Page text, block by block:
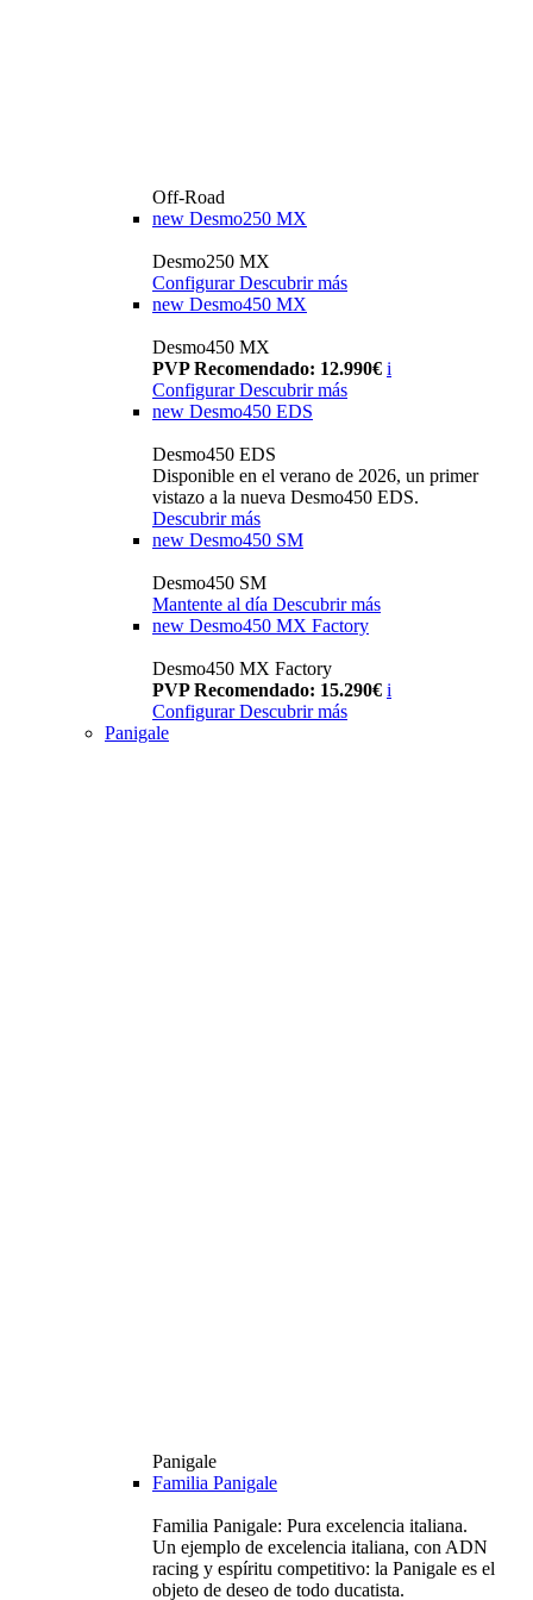
Off-Road
new Desmo250 MX
Desmo250 MX
Configurar Descubrir más
new Desmo450 MX
Desmo450 MX
PVP Recomendado: 12.990€ i
Configurar Descubrir más
new Desmo450 EDS
Desmo450 EDS
Disponible en el verano de 2026, un primer
vistazo a la nueva Desmo450 EDS.
Descubrir más
new Desmo450 SM
Desmo450 SM
Mantente al día Descubrir más
new Desmo450 MX Factory
Desmo450 MX Factory
PVP Recomendado: 15.290€ i
Configurar Descubrir más
Panigale
Panigale
Familia Panigale
Familia Panigale: Pura excelencia italiana.
Un ejemplo de excelencia italiana, con ADN
racing y espíritu competitivo: la Panigale es el
objeto de deseo de todo ducatista.